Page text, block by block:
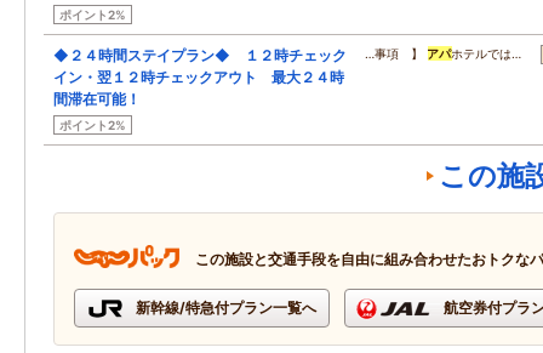
ポイント2%
◆２４時間ステイプラン◆ １２時チェック
イン・翌１２時チェックアウト 最大２４時
間滞在可能！
ポイント2%
…事項 】 アパホテルでは…
この施
この施設と交通手段を自由に組み合わせたおトクな
新幹線/特急付プラン一覧へ 航空券付プラ